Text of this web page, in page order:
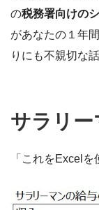
の税務署向けの
があなたの１年
りにも不親切な
サラリ
「これをExcelを